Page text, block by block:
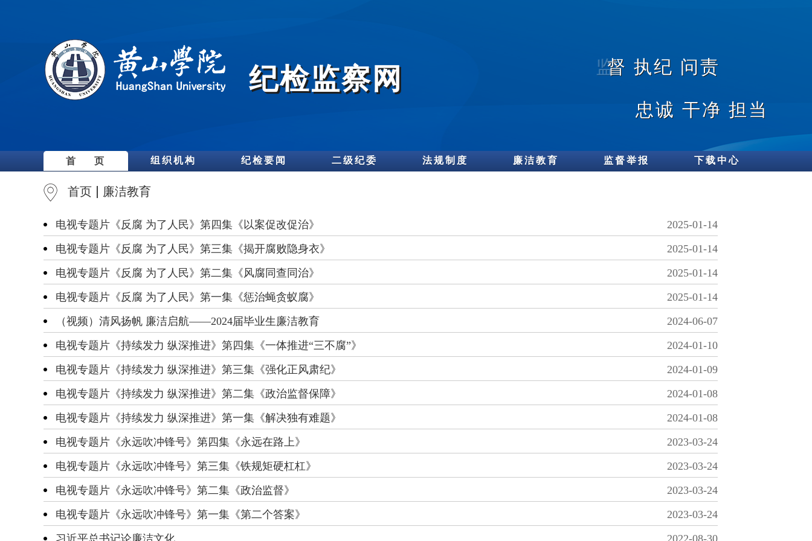
纪检监察网
首 页 组织机构 纪检要闻 二级纪委 法规制度 廉洁教育 监督举报 下载中心
首页 廉洁教育
电视专题片《反腐 为了人民》第四集《以案促改促治》
2025-01-14
电视专题片《反腐 为了人民》第三集《揭开腐败隐身衣》
2025-01-14
电视专题片《反腐 为了人民》第二集《风腐同查同治》
2025-01-14
电视专题片《反腐 为了人民》第一集《惩治蝇贪蚁腐》
2025-01-14
（视频）清风扬帆 廉洁启航——2024届毕业生廉洁教育
2024-06-07
电视专题片《持续发力 纵深推进》第四集《一体推进“三不腐”》
2024-01-10
电视专题片《持续发力 纵深推进》第三集《强化正风肃纪》
2024-01-09
电视专题片《持续发力 纵深推进》第二集《政治监督保障》
2024-01-08
电视专题片《持续发力 纵深推进》第一集《解决独有难题》
2024-01-08
电视专题片《永远吹冲锋号》第四集《永远在路上》
2023-03-24
电视专题片《永远吹冲锋号》第三集《铁规矩硬杠杠》
2023-03-24
电视专题片《永远吹冲锋号》第二集《政治监督》
2023-03-24
电视专题片《永远吹冲锋号》第一集《第二个答案》
2023-03-24
习近平总书记论廉洁文化
2022-08-30